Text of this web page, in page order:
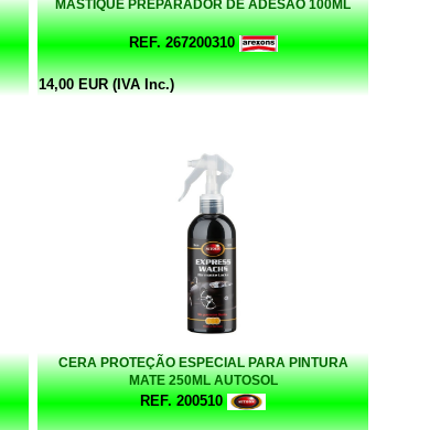
MASTIQUE PREPARADOR DE ADESÃO 100ML
REF. 267200310
14,00 EUR (IVA Inc.)
CERA PROTEÇÃO ESPECIAL PARA PINTURA
MATE 250ML AUTOSOL
REF. 200510